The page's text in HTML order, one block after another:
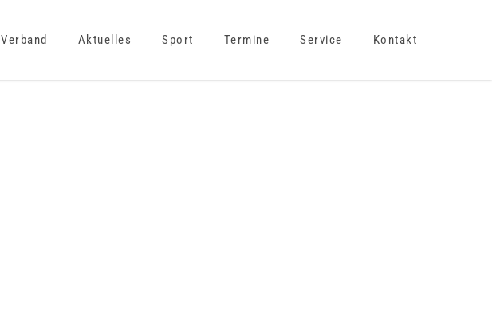
Verband Aktuelles Sport Termine Service Kontakt